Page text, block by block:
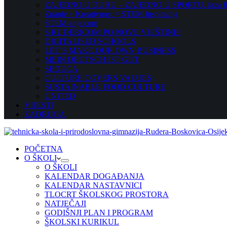
ZAJEDNO U DUHU – ZAJEDNO U SPORTU, faza
Znanje + Kreativnost = STEM Inspiracija
STEM-anje.com
S RUĐERICOM PO NOVE VJEŠTINE!
DIGITALISED SCHOOLS
LET’S MAKE OUR OWN BUSINESS
MEIN DEUTSCH IST GUT
SEDUCA
CULTURE COVERS VALUES
SUSTAINABLE FOOD CULTURE
UNITED
VIJESTI
ZADRUGA
POČETNA
O ŠKOLI
O ŠKOLI
KALENDAR DOGAĐANJA
KALENDAR NASTAVNICI
TLOCRT ŠKOLSKOG PROSTORA
NATJEČAJI
GODIŠNJI PLAN I PROGRAM
ŠKOLSKI KURIKUL